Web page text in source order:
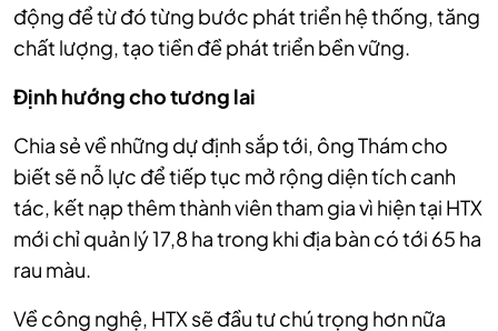
động để từ đó từng bước phát triển hệ thống, tăng
chất lượng, tạo tiền đề phát triển bền vững.
Định hướng cho tương lai
Chia sẻ về những dự định sắp tới, ông Thám cho
biết sẽ nỗ lực để tiếp tục mở rộng diện tích canh
tác, kết nạp thêm thành viên tham gia vì hiện tại HTX
mới chỉ quản lý 17,8 ha trong khi địa bàn có tới 65 ha
rau màu.
Về công nghệ, HTX sẽ đầu tư chú trọng hơn nữa